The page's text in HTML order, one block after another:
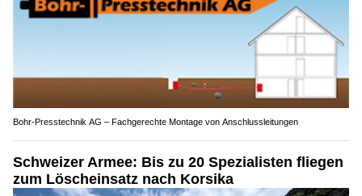
Bohr-Presstechnik AG – Fachgerechte Montage von Anschlussleitungen
Schweizer Armee: Bis zu 20 Spezialisten fliegen
zum Löscheinsatz nach Korsika